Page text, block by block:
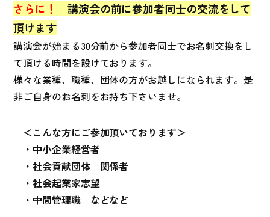
さらに！ 講演会の前に参加者同士の交流をして
頂けます
講演会が始まる30分前から参加者同士でお名刺交換をし
て頂ける時間を設けております。
様々な業種、職種、団体の方がお越しになられます。是
非ご自身のお名刺をお持ち下さいませ。
＜こんな方にご参加頂いております＞
・中小企業経営者
・社会貢献団体 関係者
・社会起業家志望
・中間管理職 などなど